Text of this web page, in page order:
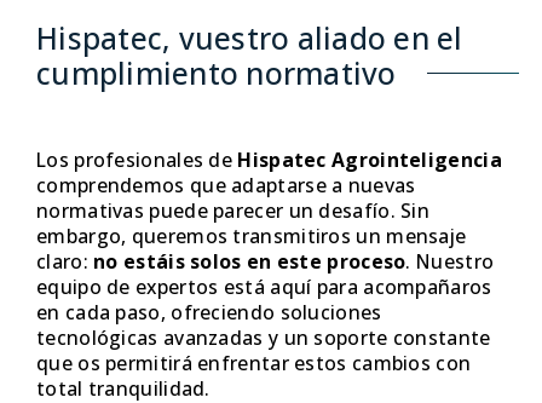
Hispatec, vuestro aliado en el
cumplimiento normativo
Los profesionales de Hispatec Agrointeligencia
comprendemos que adaptarse a nuevas
normativas puede parecer un desafío. Sin
embargo, queremos transmitiros un mensaje
claro: no estáis solos en este proceso. Nuestro
equipo de expertos está aquí para acompañaros
en cada paso, ofreciendo soluciones
tecnológicas avanzadas y un soporte constante
que os permitirá enfrentar estos cambios con
total tranquilidad.